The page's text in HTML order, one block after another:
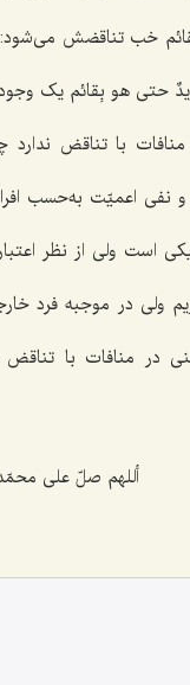
خب تناقضش می‌شود:
حتی هو بِقائم یک
با تناقض
اعمیّت به‌حسب
است ولی از نظر
ولی در موجبه فرد
در منافات با تناقض
أللهم صلّ علی